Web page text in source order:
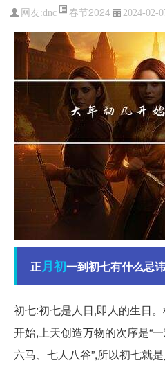
网友:dnc 春节2024 2024-02-
正月初一到初七有什么忌
初七:初七是人日,即人的生日
开始,上天创造万物的次序是“
六马、七人八谷”,所以初七就